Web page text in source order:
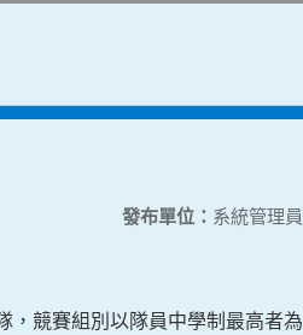
發布單位： 系統管理員
，競賽組別以隊員中學制最高者為